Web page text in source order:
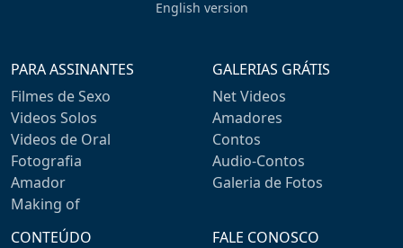
English version
PARA ASSINANTES
Filmes de Sexo
Videos Solos
Videos de Oral
Fotografia
Amador
Making of
GALERIAS GRÁTIS
Net Videos
Amadores
Contos
Audio-Contos
Galeria de Fotos
CONTEÚDO
FALE CONOSCO